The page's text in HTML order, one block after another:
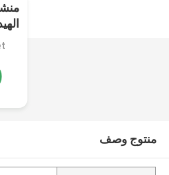
منتوج وصف